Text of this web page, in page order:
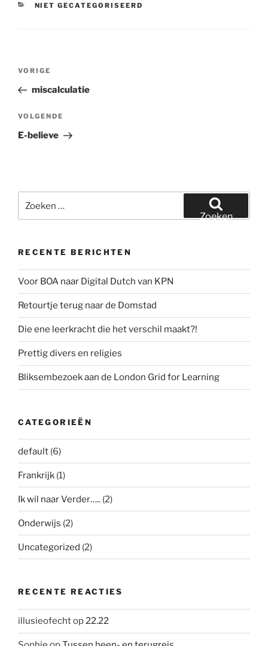
CATEGORIEËN
NIET GECATEGORISEERD
Bericht
Vorig
bericht
VORIGE
miscalculatie
Volgend
bericht
VOLGENDE
E-believe
naar:
Zoeken
RECENTE BERICHTEN
Voor BOA naar Digital Dutch van KPN
Retourtje terug naar de Domstad
Die ene leerkracht die het verschil maakt?!
Prettig divers en religies
Bliksembezoek aan de London Grid for Learning
CATEGORIEËN
default (6)
Frankrijk (1)
Ik wil naar Verder….. (2)
Onderwijs (2)
Uncategorized (2)
RECENTE REACTIES
illusieofechtop22.22